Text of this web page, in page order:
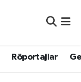
Röportajlar